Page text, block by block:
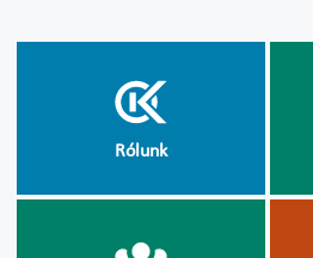
Rólunk